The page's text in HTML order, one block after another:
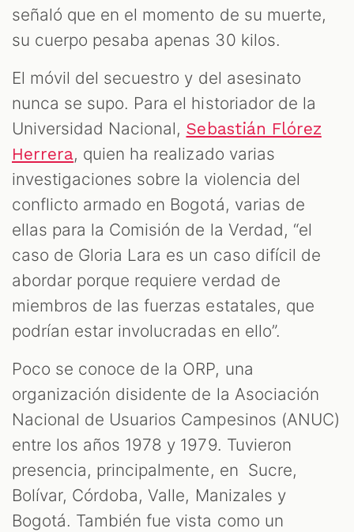
señaló que en el momento de su muerte,
su cuerpo pesaba apenas 30 kilos.
El móvil del secuestro y del asesinato
nunca se supo. Para el historiador de la
Universidad Nacional, Sebastián Flórez
Herrera, quien ha realizado varias
investigaciones sobre la violencia del
conflicto armado en Bogotá, varias de
ellas para la Comisión de la Verdad, “el
caso de Gloria Lara es un caso difícil de
abordar porque requiere verdad de
miembros de las fuerzas estatales, que
podrían estar involucradas en ello”.
Poco se conoce de la ORP, una
organización disidente de la Asociación
Nacional de Usuarios Campesinos (ANUC)
entre los años 1978 y 1979. Tuvieron
presencia, principalmente, en Sucre,
Bolívar, Córdoba, Valle, Manizales y
Bogotá. También fue vista como un